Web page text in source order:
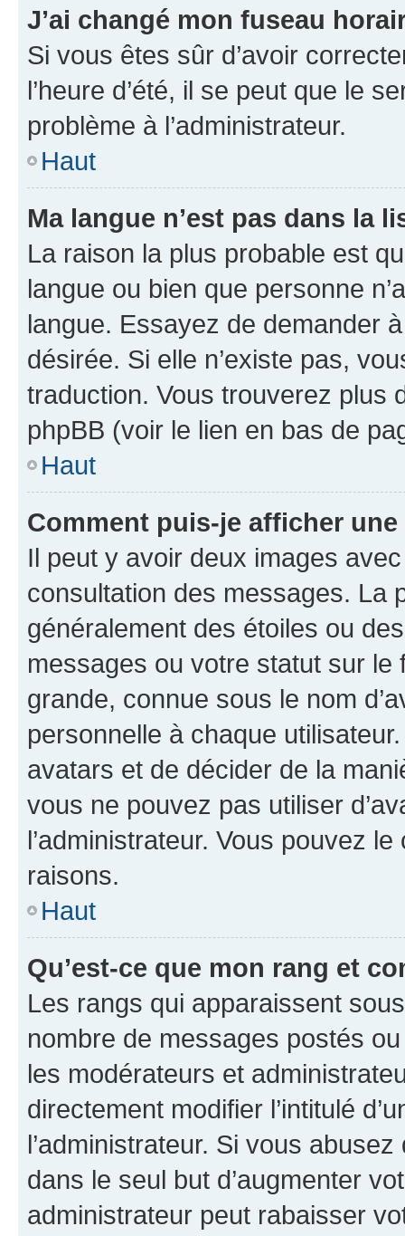
J’ai changé mon fuseau
Si vous êtes sûr d’avoir
l’heure d’été, il se peut que le
problème à l’administrateur.
Haut
Ma langue n’est pas dans la
La raison la plus probable est
langue ou bien que personne
langue. Essayez de demander
désirée. Si elle n’existe pas,
traduction. Vous trouverez plus
phpBB (voir le lien en bas de
Haut
Comment puis-je afficher
Il peut y avoir deux images
consultation des messages. La
généralement des étoiles ou
messages ou votre statut sur
grande, connue sous le nom
personnelle à chaque utilisateur.
avatars et de décider de la
vous ne pouvez pas utiliser
l’administrateur. Vous pouvez
raisons.
Haut
Qu’est-ce que mon rang et
Les rangs qui apparaissent
nombre de messages postés
les modérateurs et
directement modifier l’intitulé
l’administrateur. Si vous
dans le seul but d’augmenter
administrateur peut rabaisser